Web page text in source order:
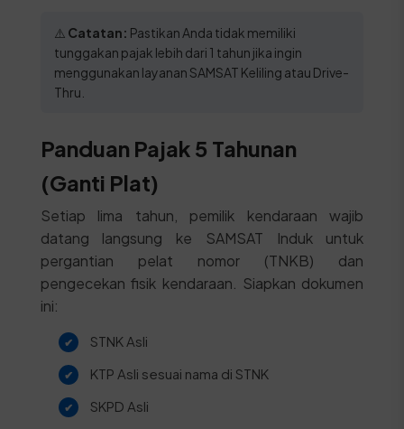
⚠️ Catatan: Pastikan Anda tidak memiliki
tunggakan pajak lebih dari 1 tahun jika ingin
menggunakan layanan SAMSAT Keliling atau Drive-
Thru.
Panduan Pajak 5 Tahunan
(Ganti Plat)
Setiap lima tahun, pemilik kendaraan wajib
datang langsung ke SAMSAT Induk untuk
pergantian pelat nomor (TNKB) dan
pengecekan fisik kendaraan. Siapkan dokumen
ini:
STNK Asli
KTP Asli sesuai nama di STNK
SKPD Asli